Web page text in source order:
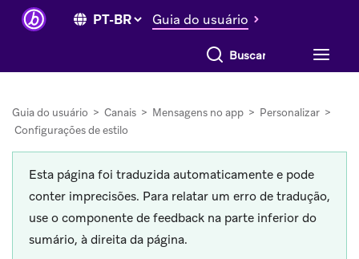
Guia do usuário
Buscar tudo
Guia do usuário > Canais > Mensagens no app > Personalizar >
Configurações de estilo
Esta página foi traduzida automaticamente e pode
conter imprecisões. Para relatar um erro de tradução,
use o componente de feedback na parte inferior do
sumário, à direita da página.